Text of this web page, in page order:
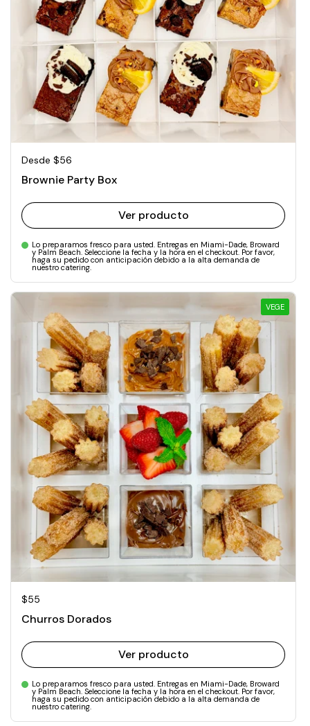
Precio normal
Desde $56
Brownie Party Box
Ver producto
Lo preparamos fresco para usted. Entregas en Miami-Dade, Broward
y Palm Beach. Seleccione la fecha y la hora en el checkout. Por favor,
haga su pedido con anticipación debido a la alta demanda de
nuestro catering.
Precio normal
$55
Churros Dorados
Ver producto
Lo preparamos fresco para usted. Entregas en Miami-Dade, Broward
y Palm Beach. Seleccione la fecha y la hora en el checkout. Por favor,
haga su pedido con anticipación debido a la alta demanda de
nuestro catering.
VEGE